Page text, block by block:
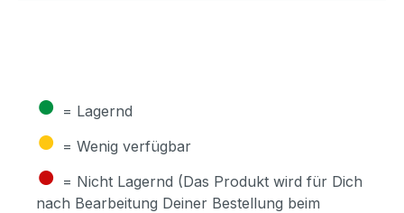
● = Lagernd
● = Wenig verfügbar
● = Nicht Lagernd (Das Produkt wird für Dich
nach Bearbeitung Deiner Bestellung beim